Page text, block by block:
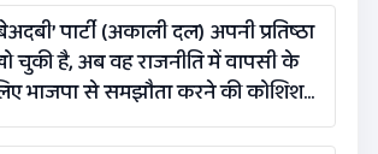
पार्टी (अकाली दल) अपनी प्रतिष्ठा
चुकी है, अब वह राजनीति में वापसी के
भाजपा से समझौता करने की कोशिश
रही है: बलतेज पन्नू